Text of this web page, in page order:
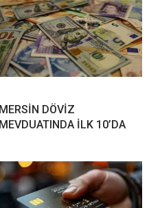
MERSİN DÖVİZ
MEVDUATINDA İLK 10’DA